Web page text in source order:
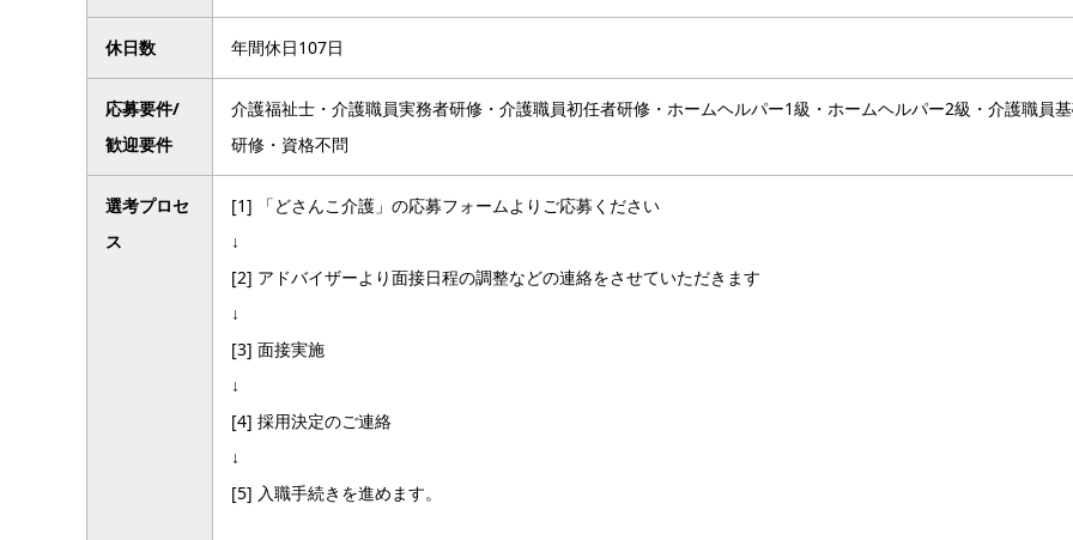
休日数 年間休日107日
応募要件/
歓迎要件
介護福祉士・介護職員実務者研修・介護職員初任者研修・ホームヘルパー1級・ホームヘルパー2級・介護職員
研修・資格不問
選考プロセ
ス
[1] 「どさんこ介護」の応募フォームよりご応募ください
↓
[2] アドバイザーより面接日程の調整などの連絡をさせていただきます
↓
[3] 面接実施
↓
[4] 採用決定のご連絡
↓
[5] 入職手続きを進めます。